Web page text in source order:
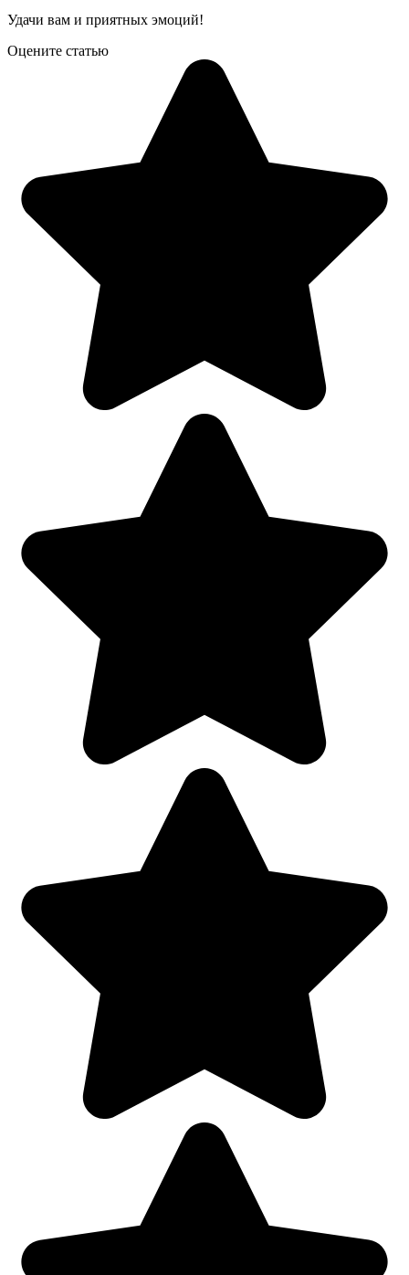
Удачи вам и приятных эмоций!
Оцените статью